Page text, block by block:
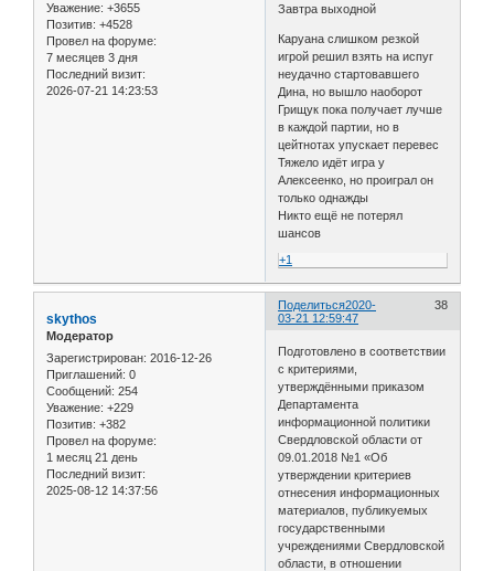
Уважение: +3655
Позитив: +4528
Провел на форуме:
7 месяцев 3 дня
Последний визит:
2026-07-21 14:23:53
Завтра выходной
Каруана слишком резкой
игрой решил взять на испуг
неудачно стартовавшего
Дина, но вышло наоборот
Грищук пока получает лучше
в каждой партии, но в
цейтнотах упускает перевес
Тяжело идёт игра у
Алексеенко, но проиграл он
только однажды
Никто ещё не потерял
шансов
+1
Поделиться 38
2020-
03-21 12:59:47
skythos
Модератор
Зарегистрирован: 2016-12-26
Приглашений: 0
Сообщений: 254
Уважение: +229
Позитив: +382
Провел на форуме:
1 месяц 21 день
Последний визит:
2025-08-12 14:37:56
Подготовлено в соответствии
с критериями,
утверждёнными приказом
Департамента
информационной политики
Свердловской области от
09.01.2018 №1 «Об
утверждении критериев
отнесения информационных
материалов, публикуемых
государственными
учреждениями Свердловской
области, в отношении